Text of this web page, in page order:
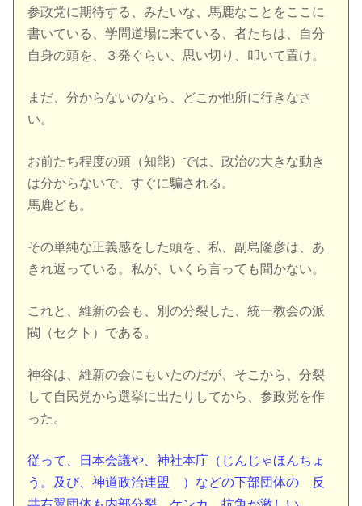
参政党に期待する、みたいな、馬鹿なことをここに
書いている、学問道場に来ている、者たちは、自分
自身の頭を、３発ぐらい、思い切り、叩いて置け。
まだ、分からないのなら、どこか他所に行きなさ
い。
お前たち程度の頭（知能）では、政治の大きな動き
は分からないで、すぐに騙される。
馬鹿ども。
その単純な正義感をした頭を、私、副島隆彦は、あ
きれ返っている。私が、いくら言っても聞かない。
これと、維新の会も、別の分裂した、統一教会の派
閥（セクト）である。
神谷は、維新の会にもいたのだが、そこから、分裂
して自民党から選挙に出たりしてから、参政党を作
った。
従って、日本会議や、神社本庁（じんじゃほんちょ
う。及び、神道政治連盟 ）などの下部団体の 反